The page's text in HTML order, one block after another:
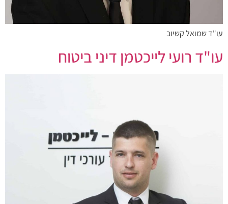
עו"ד שמואל קשיוב
עו"ד רועי לייכטמן דיני ביטוח